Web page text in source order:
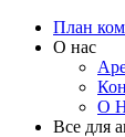
План
О нас
О
Все для